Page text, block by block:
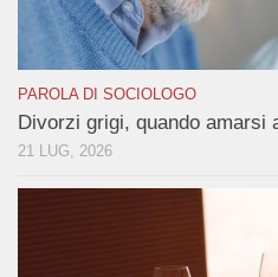
PAROLA DI SOCIOLOGO
Divorzi grigi, quando amarsi
21 LUG, 2026